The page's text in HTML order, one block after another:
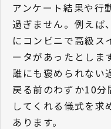
アンケート結果や行
過ぎません。例えば
にコンビニで高級ス
ータがあったとしま
誰にも褒められない
戻る前のわずか10分
してくれる儀式を求
あります。